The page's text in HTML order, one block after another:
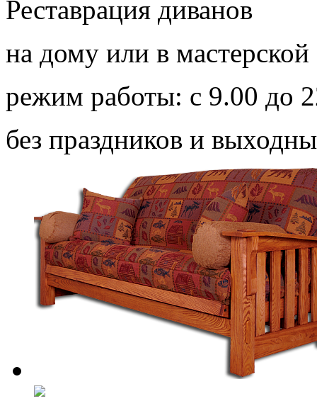
Реставрация диванов
на дому или в мастерской
режим работы: с 9.00 до
без праздников и